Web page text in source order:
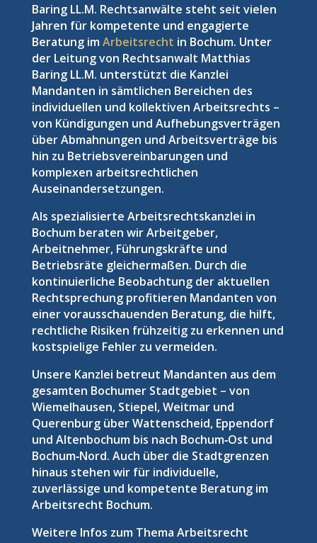
Baring LL.M. Rechtsanwälte steht seit vielen
Jahren für kompetente und engagierte
Beratung imArbeitsrecht in Bochum. Unter
der Leitung von Rechtsanwalt Matthias
Baring LL.M. unterstützt die Kanzlei
Mandanten in sämtlichen Bereichen des
individuellen und kollektiven Arbeitsrechts –
von Kündigungen und Aufhebungsverträgen
über Abmahnungen und Arbeitsverträge bis
hin zu Betriebsvereinbarungen und
komplexen arbeitsrechtlichen
Auseinandersetzungen.
Als spezialisierte Arbeitsrechtskanzlei in
Bochum beraten wir Arbeitgeber,
Arbeitnehmer, Führungskräfte und
Betriebsräte gleichermaßen. Durch die
kontinuierliche Beobachtung der aktuellen
Rechtsprechung profitieren Mandanten von
einer vorausschauenden Beratung, die hilft,
rechtliche Risiken frühzeitig zu erkennen und
kostspielige Fehler zu vermeiden.
Unsere Kanzlei betreut Mandanten aus dem
gesamten Bochumer Stadtgebiet – von
Wiemelhausen, Stiepel, Weitmar und
Querenburg über Wattenscheid, Eppendorf
und Altenbochum bis nach Bochum‑Ost und
Bochum‑Nord. Auch über die Stadtgrenzen
hinaus stehen wir für individuelle,
zuverlässige und kompetente Beratung im
Arbeitsrecht Bochum.
Weitere Infos zum Thema Arbeitsrecht